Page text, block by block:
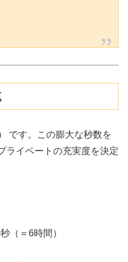
です。この膨大な秒数を
ライベートの充実度を決定
（＝6時間）